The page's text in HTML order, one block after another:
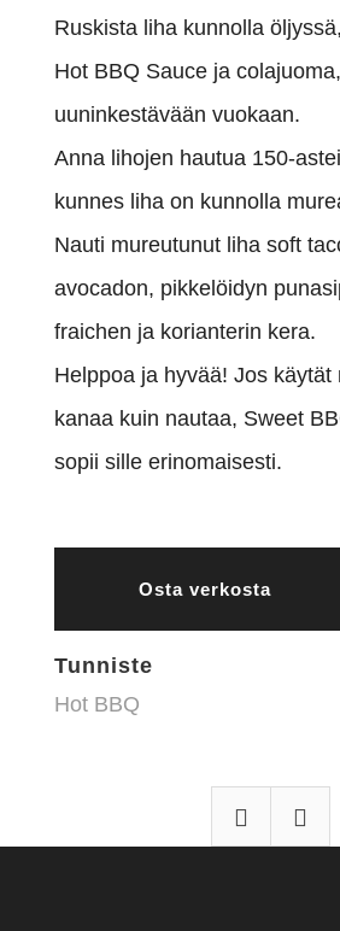
Ruskista liha kunnolla
Hot BBQ Sauce ja
uuninkestävään vuokaan.
Anna lihojen hautua 150-
kunnes liha on kunnolla
Nauti mureutunut liha soft
avocadon, pikkelöidyn
fraichen ja korianterin kera.
Helppoa ja hyvää! Jos käytät
kanaa kuin nautaa, Sweet
sopii sille erinomaisesti.
Osta verkosta
Tunniste
Hot BBQ